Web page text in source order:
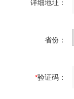
详细地址：
省份：
*验证码：